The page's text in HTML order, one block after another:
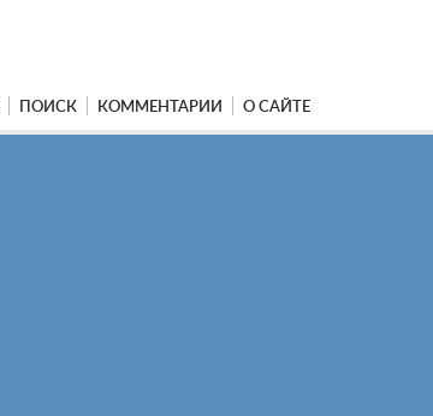
ПОИСК КОММЕНТАРИИ О САЙТЕ